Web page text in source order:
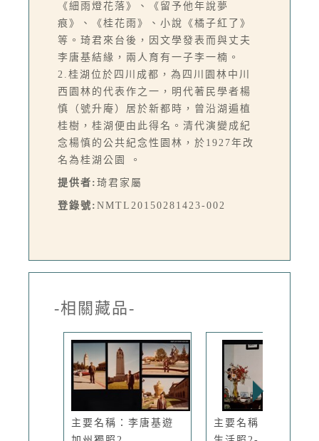
《細雨燈花落》、《留予他年說夢
痕》、《桂花雨》、小說《橘子紅了》
等。琦君來台後，因文學發表而與丈夫
李唐基結緣，兩人育有一子李一楠。
2.桂湖位於四川成都，為四川園林中川
西園林的代表作之一，明代著民學者楊
慎（號升庵）居於新都時，曾沿湖遍植
桂樹，桂湖便由此得名。清代演變成紀
念楊慎的公共紀念性園林，於1927年改
名為桂湖公園 。
提供者: 琦君家屬
登錄號: NMTL20150281423-002
-相關藏品-
主要名稱：李唐基遊
主要名稱：琦君個人